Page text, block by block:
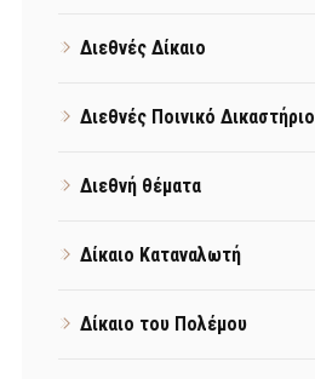
Διεθνές Δίκαιο
Διεθνές Ποινικό Δικαστήριο
Διεθνή θέματα
Δίκαιο Καταναλωτή
Δίκαιο του Πολέμου